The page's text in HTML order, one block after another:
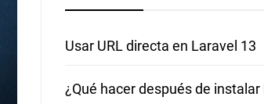
Usar URL directa en Laravel 13
¿Qué hacer después de instalar